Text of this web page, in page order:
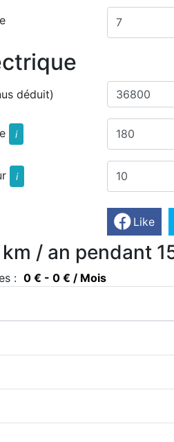
déduit)
i
i
Like
/ an pendant
: 0 € - 0 € / Mois